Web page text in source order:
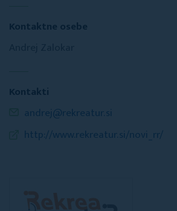
Kontaktne osebe
Kontakti
andrej@rekreatur.si
http://www.rekreatur.si/novi_rr/